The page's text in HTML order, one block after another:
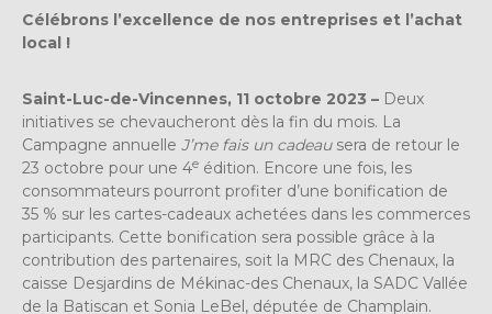
Célébrons l’excellence de nos entreprises et l’achat
local !
Saint-Luc-de-Vincennes, 11 octobre 2023 – Deux
initiatives se chevaucheront dès la fin du mois. La
Campagne annuelle J’me fais un cadeausera de retour le
23 octobre pour une 4e édition. Encore une fois, les
consommateurs pourront profiter d’une bonification de
35 % sur les cartes-cadeaux achetées dans les commerces
participants. Cette bonification sera possible grâce à la
contribution des partenaires, soit la MRC des Chenaux, la
caisse Desjardins de Mékinac-des Chenaux, la SADC Vallée
de la Batiscan et Sonia LeBel, députée de Champlain.